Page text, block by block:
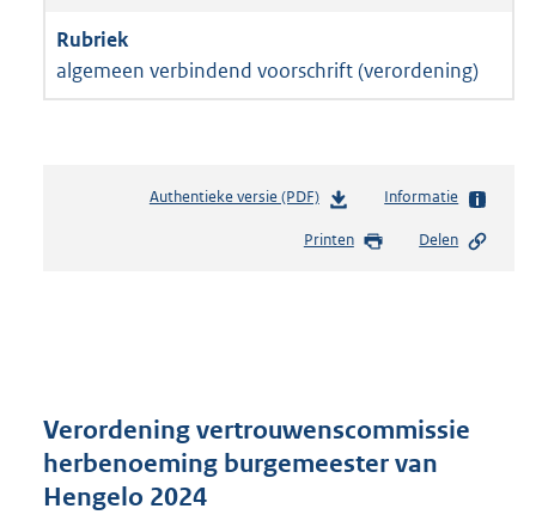
algemeen verbindend voorschrift (verordening)
Authentieke versie (PDF)b
s
r
o
Informatie
Printen Delen
Verordening vertrouwenscommissie
herbenoeming burgemeester van
Hengelo 2024